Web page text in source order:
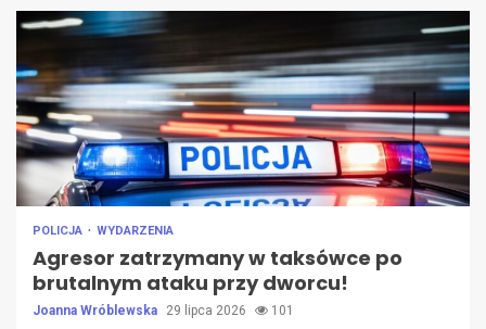
POLICJA WYDARZENIA
Agresor zatrzymany w taksówce po
brutalnym ataku przy dworcu!
Joanna Wróblewska 29 lipca 2026 101